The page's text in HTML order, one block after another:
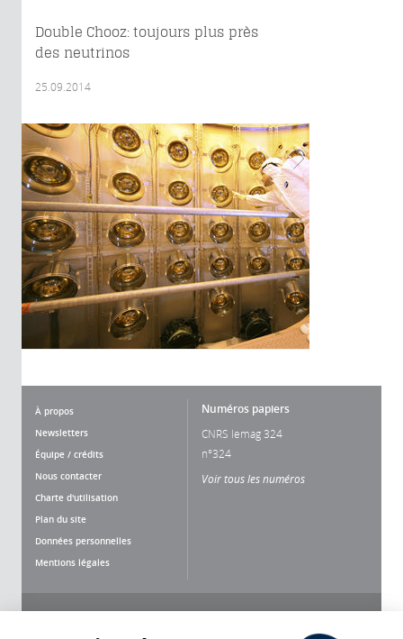
Double Chooz: toujours plus près
des neutrinos
25.09.2014
À propos
Newsletters
Équipe / crédits
Nous contacter
Charte d'utilisation
Plan du site
Données personnelles
Mentions légales
Numéros papiers
CNRS lemag 324
n°324
Voir tous les numéros